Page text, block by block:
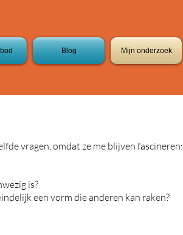
Blog Mijn onderzoek
vragen, omdat ze me blijven fascineren:
is?
een vorm die anderen kan raken?